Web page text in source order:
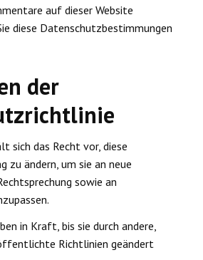
auf dieser Website
diese Datenschutzbestimmungen
der
sich das Recht vor, diese
zu ändern, um sie an neue
sowie an
in Kraft, bis sie durch andere,
Richtlinien geändert